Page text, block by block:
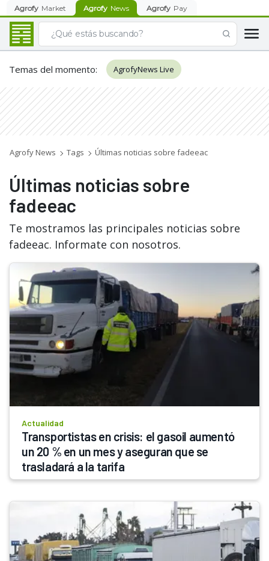
Agrofy Market Agrofy News Agrofy Pay
Temas del momento: AgrofyNews Live
Agrofy News Tags Últimas noticias sobre fadeeac
Últimas noticias sobre
fadeeac
Te mostramos las principales noticias sobre
fadeeac. Informate con nosotros.
Actualidad
Transportistas en crisis: el gasoil aumentó
un 20 % en un mes y aseguran que se
trasladará a la tarifa